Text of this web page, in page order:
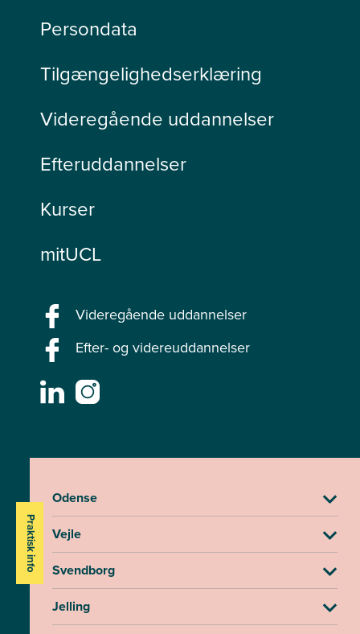
Persondata
Tilgængelighedserklæring
Videregående uddannelser
Efteruddannelser
Kurser
mitUCL
Videregående uddannelser
Efter- og videreuddannelser
Praktisk info
Odense
Vejle
Svendborg
Jelling